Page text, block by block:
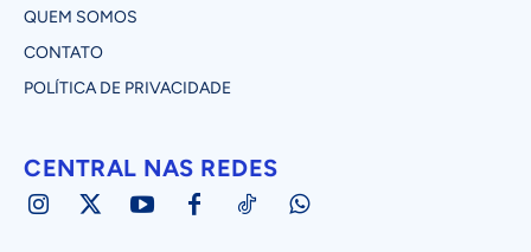
QUEM SOMOS
CONTATO
POLÍTICA DE PRIVACIDADE
CENTRAL NAS REDES